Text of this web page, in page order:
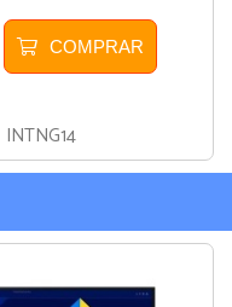
COMPRAR
INTNG14